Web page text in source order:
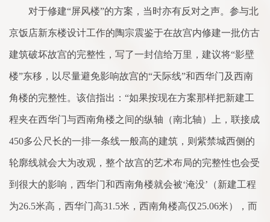
对于修建“屏风楼”的方案，当时亦有反对之声。参与北
京饭店新东楼设计工作的陶宗震鉴于在故宫内修建一批仿古
建筑破坏故宫的完整性，写了一封信给万里，建议将“影壁
楼”东移，以尽量避免影响故宫的“天际线”和西华门及西南
角楼的完整性。该信指出：“如果按现在方案那样把新建工
程夹在西华门与西南角楼之间的纵轴（南北轴）上，联接成
450多公尺长的一排一条线一般高的建筑，则紫禁城西侧的
轮廓线就会大为改观，整个故宫的艺术布局的完整性也会受
到很大的影响，西华门和西南角楼就会被‘淹没’（新建工程
为26.5米高，西华门高31.5米，西南角楼高仅25.06米），而